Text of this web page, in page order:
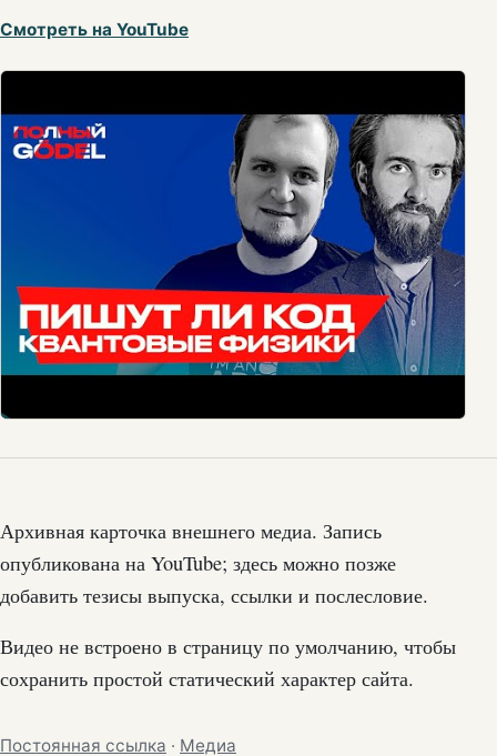
Смотреть на YouTube
Архивная карточка внешнего медиа. Запись
опубликована на YouTube; здесь можно позже
добавить тезисы выпуска, ссылки и послесловие.
Видео не встроено в страницу по умолчанию, чтобы
сохранить простой статический характер сайта.
Постоянная ссылка · Медиа